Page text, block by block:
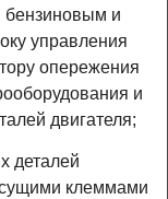
бензиновым и
управления
опережения
и
двигателя;
деталей
клеммами